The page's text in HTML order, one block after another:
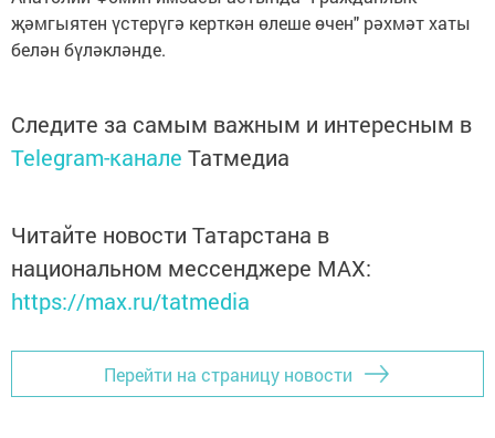
җәмгыятен үстерүгә керткән өлеше өчен" рәхмәт хаты
белән бүләкләнде.
Следите за самым важным и интересным в
Telegram-канале Татмедиа
Читайте новости Татарстана в
национальном мессенджере MАХ:
https://max.ru/tatmedia
Перейти на страницу новости